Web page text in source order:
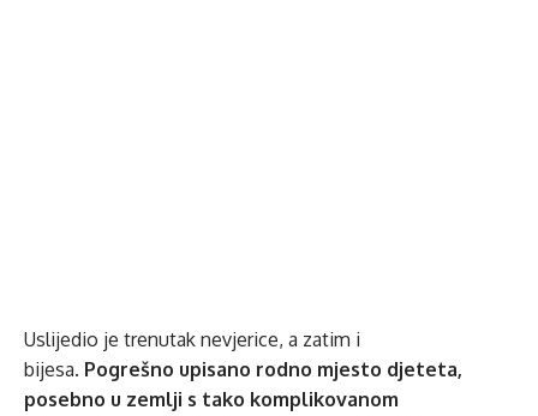
Uslijedio je trenutak nevjerice, a zatim i
bijesa. Pogrešno upisano rodno mjesto djeteta,
posebno u zemlji s tako komplikovanom